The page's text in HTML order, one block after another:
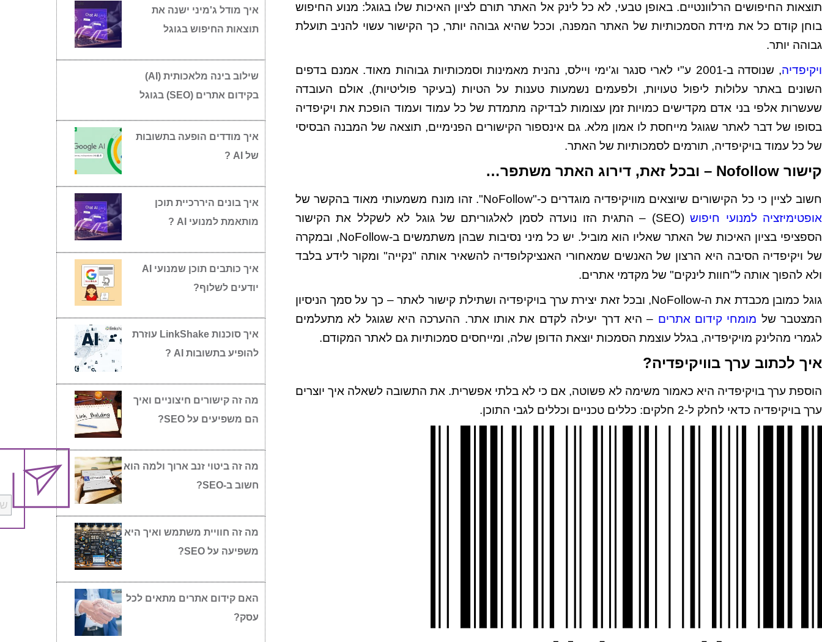
תוצאות החיפושים הרלוונטיים. באופן טבעי, לא כל לינק אל האתר תורם לציון האיכות שלו בגוגל: מנוע החיפוש
בוחן קודם כל את מידת הסמכותיות של האתר המפנה, וככל שהיא גבוהה יותר, כך הקישור עשוי להניב תועלת
גבוהה יותר.
ויקיפדיה
, שנוסדה ב-2001 ע"י לארי סנגר וג'ימי ויילס, נהנית מאמינות וסמכותיות גבוהות מאוד. אמנם בדפים
השונים באתר עלולות ליפול טעויות, ולפעמים נשמעות טענות על הטיות (בעיקר פוליטיות), אולם העובדה
שעשרות אלפי בני אדם מקדישים כמויות זמן עצומות לבדיקה מתמדת של כל עמוד ועמוד הופכת את ויקיפדיה
בסופו של דבר לאתר שגוגל מייחסת לו אמון מלא. גם אינספור הקישורים הפנימיים, תוצאה של המבנה הבסיסי
של כל עמוד בויקיפדיה, תורמים לסמכותיות של האתר.
קישור Nofollow – ובכל זאת, דירוג האתר משתפר…
חשוב לציין כי כל הקישורים שיוצאים מוויקיפדיה מוגדרים כ-"NoFollow". זהו מונח משמעותי מאוד בהקשר של
אופטימיזציה למנועי חיפוש
(SEO) – התגית הזו נועדה לסמן לאלגוריתם של גוגל לא לשקלל את הקישור
הספציפי בציון האיכות של האתר שאליו הוא מוביל. יש כל מיני נסיבות שבהן משתמשים ב-NoFollow, ובמקרה
של ויקיפדיה הסיבה היא הרצון של האנשים שמאחורי האנציקלופדיה להשאיר אותה "נקייה" ומקור לידע בלבד
ולא להפוך אותה ל"חוות לינקים" של מקדמי אתרים.
גוגל כמובן מכבדת את ה-NoFollow, ובכל זאת יצירת ערך בויקיפדיה ושתילת קישור לאתר – כך על סמך הניסיון
המצטבר של מומחי קידום אתרים – היא דרך יעילה לקדם את אותו אתר. ההערכה היא שגוגל לא מתעלמים
לגמרי מהלינק מויקיפדיה, בגלל עוצמת הסמכות יוצאת הדופן שלה, ומייחסים סמכותיות גם לאתר המקודם.
איך לכתוב ערך בוויקיפדיה?
הוספת ערך בויקיפדיה היא כאמור משימה לא פשוטה, אם כי לא בלתי אפשרית. את התשובה לשאלה איך יוצרים
ערך בויקיפדיה כדאי לחלק ל-2 חלקים: כללים טכניים וכללים לגבי התוכן.
איך מודל ג'מיני ישנה את
תוצאות החיפוש בגוגל
שילוב בינה מלאכותית (AI)
בקידום אתרים (SEO) בגוגל
איך מודדים הופעה בתשובות
של AI ?
איך בונים היררכיית תוכן
מותאמת למנועי AI ?
איך כותבים תוכן שמנועי AI
יודעים לשלוף?
איך סוכנות LinkShake עוזרת
להופיע בתשובות AI ?
מה זה קישורים חיצוניים ואיך
הם משפיעים על SEO?
מה זה ביטוי זנב ארוך ולמה הוא
חשוב ב-SEO?
מה זה חוויית משתמש ואיך היא
משפיעה על SEO?
האם קידום אתרים מתאים לכל
עסק?